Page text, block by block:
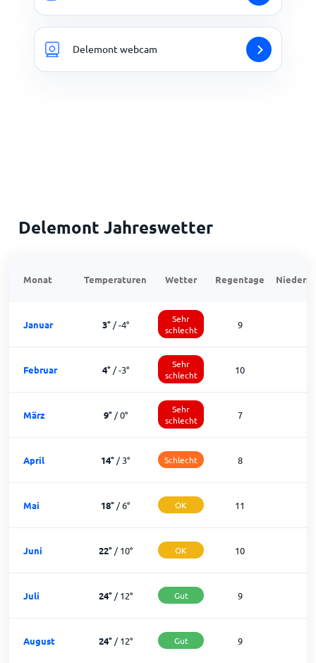
Delemont webcam
Delemont Jahreswetter
Monat Temperaturen Wetter Regentage
Januar 3°/-4°
Sehr
schlecht
9
Februar 4°/-3°
Sehr
schlecht
10
März 9°/0°
Sehr
schlecht
7
April 14° /3° Schlecht 8
Mai 18° /6° OK 11
Juni 22°/10° OK 10
Juli 24°/12° Gut 9
August 24°/12° Gut 9